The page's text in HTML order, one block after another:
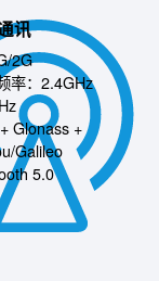
讯
2G
率：2.4GHz
Glonass +
Galileo
5.0